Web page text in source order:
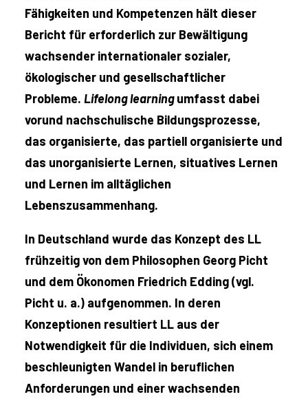
Fähigkeiten und Kompetenzen hält dieser
Bericht für erforderlich zur Bewältigung
wachsender internationaler sozialer,
ökologischer und gesellschaftlicher
Probleme. Lifelong learningumfasst dabei
vorund nachschulische Bildungsprozesse,
das organisierte, das partiell organisierte und
das unorganisierte Lernen, situatives Lernen
und Lernen im alltäglichen
Lebenszusammenhang.
In Deutschland wurde das Konzept des LL
frühzeitig von dem Philosophen Georg Picht
und dem Ökonomen Friedrich Edding (vgl.
Picht u. a.) aufgenommen. In deren
Konzeptionen resultiert LL aus der
Notwendigkeit für die Individuen, sich einem
beschleunigten Wandel in beruflichen
Anforderungen und einer wachsenden